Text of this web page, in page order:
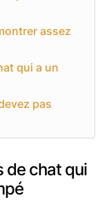
assez
qui a un
pas
de chat qui